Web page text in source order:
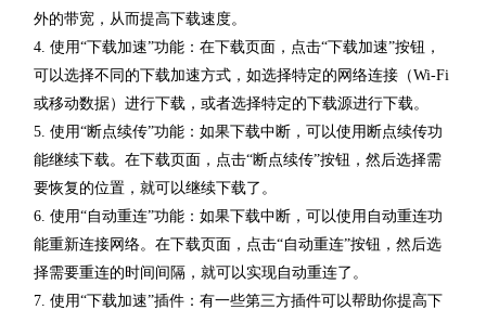
外的带宽，从而提高下载速度。
4. 使用“下载加速”功能：在下载页面，点击“下载加速”按钮，
可以选择不同的下载加速方式，如选择特定的网络连接（Wi-Fi
或移动数据）进行下载，或者选择特定的下载源进行下载。
5. 使用“断点续传”功能：如果下载中断，可以使用断点续传功
能继续下载。在下载页面，点击“断点续传”按钮，然后选择需
要恢复的位置，就可以继续下载了。
6. 使用“自动重连”功能：如果下载中断，可以使用自动重连功
能重新连接网络。在下载页面，点击“自动重连”按钮，然后选
择需要重连的时间间隔，就可以实现自动重连了。
7. 使用“下载加速”插件：有一些第三方插件可以帮助你提高下